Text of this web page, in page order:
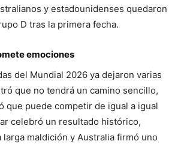
y estadounidenses quedaron
D tras la primera fecha.
emociones
del Mundial 2026 ya dejaron varias
que no tendrá un camino sencillo,
que puede competir de igual a igual
celebró un resultado histórico,
larga maldición y Australia firmó uno